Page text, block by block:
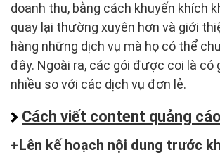
doanh thu, bằng cách khuyến khích
quay lại thường xuyên hơn và giới
hàng những dịch vụ mà họ có thể
đây. Ngoài ra, các gói được coi là có
nhiều so với các dịch vụ đơn lẻ.
Cách viết content quảng
Lên kế hoạch nội dung trước